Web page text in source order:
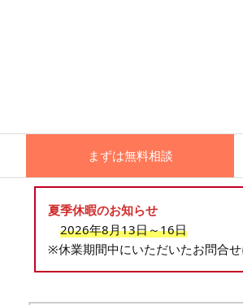
まずは無料相談
夏季休暇のお知らせ
2026年8月13日～16日
※休業期間中にいただいたお問合